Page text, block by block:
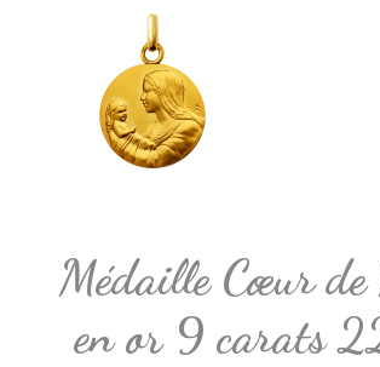
Médaille Cœur
en or 9 carats